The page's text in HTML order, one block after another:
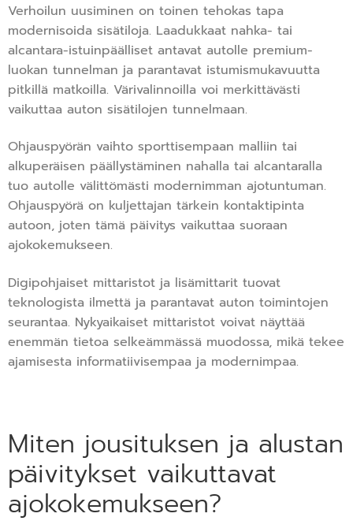
Verhoilun uusiminen on toinen tehokas tapa
modernisoida sisätiloja. Laadukkaat nahka- tai
alcantara-istuinpäälliset antavat autolle premium-
luokan tunnelman ja parantavat istumismukavuutta
pitkillä matkoilla. Värivalinnoilla voi merkittävästi
vaikuttaa auton sisätilojen tunnelmaan.
Ohjauspyörän vaihto sporttisempaan malliin tai
alkuperäisen päällystäminen nahalla tai alcantaralla
tuo autolle välittömästi modernimman ajotuntuman.
Ohjauspyörä on kuljettajan tärkein kontaktipinta
autoon, joten tämä päivitys vaikuttaa suoraan
ajokokemukseen.
Digipohjaiset mittaristot ja lisämittarit tuovat
teknologista ilmettä ja parantavat auton toimintojen
seurantaa. Nykyaikaiset mittaristot voivat näyttää
enemmän tietoa selkeämmässä muodossa, mikä tekee
ajamisesta informatiivisempaa ja modernimpaa.
Miten jousituksen ja alustan
päivitykset vaikuttavat
ajokokemukseen?